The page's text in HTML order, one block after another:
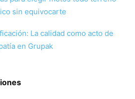
sin equivocarte
La calidad como acto de
en Grupak